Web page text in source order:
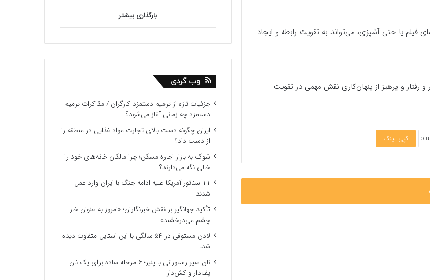
فیلم یا حتی آشپزی، می‌تواند به تقویت رابطه و ایجاد
رفتار و پرهیز از پنهان‌کاری نقش مهمی در تقویت
کپی لینک
بارگذاری بیشتر
وب گردی
جزئیات تازه از ترمیم دستمزد کارگران / مذاکرات ترمیم
دستمزد چه زمانی آغاز می‌شود؟
ایران چگونه دست بالای تجارت مواد غذایی در منطقه را
از دست داد؟
شوک به بازار اجاره مسکن؛ چرا مالکان خانه‌های خود را
خالی نگه می‌دارند؟
۱۱ سناتور آمریکا علیه ادامه جنگ با ایران وارد عمل
شدند
تأکید جهانگیر بر نقش خبرنگاران؛ «امروز به عنوان خار
چشم می‌درخشند»
لادن مستوفی در ۵۴ سالگی با این استایل متفاوت دیده
شد!
نان سیر رستورانی با پنیر؛ ۶ مرحله ساده برای یک نان
پف‌دار و کش‌دار